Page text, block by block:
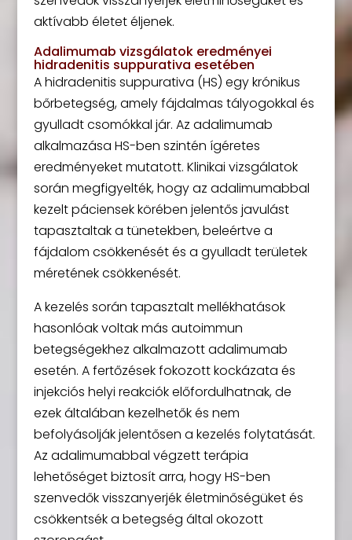
aktívabb életet éljenek.
Adalimumab vizsgálatok eredményei
hidradenitis suppurativa esetében
A hidradenitis suppurativa (HS) egy krónikus
bőrbetegség, amely fájdalmas tályogokkal és
gyulladt csomókkal jár. Az adalimumab
alkalmazása HS-ben szintén ígéretes
eredményeket mutatott. Klinikai vizsgálatok
során megfigyelték, hogy az adalimumabbal
kezelt páciensek körében jelentős javulást
tapasztaltak a tünetekben, beleértve a
fájdalom csökkenését és a gyulladt területek
méretének csökkenését.
A kezelés során tapasztalt mellékhatások
hasonlóak voltak más autoimmun
betegségekhez alkalmazott adalimumab
esetén. A fertőzések fokozott kockázata és
injekciós helyi reakciók előfordulhatnak, de
ezek általában kezelhetők és nem
befolyásolják jelentősen a kezelés folytatását.
Az adalimumabbal végzett terápia
lehetőséget biztosít arra, hogy HS-ben
szenvedők visszanyerjék életminőségüket és
csökkentsék a betegség által okozott